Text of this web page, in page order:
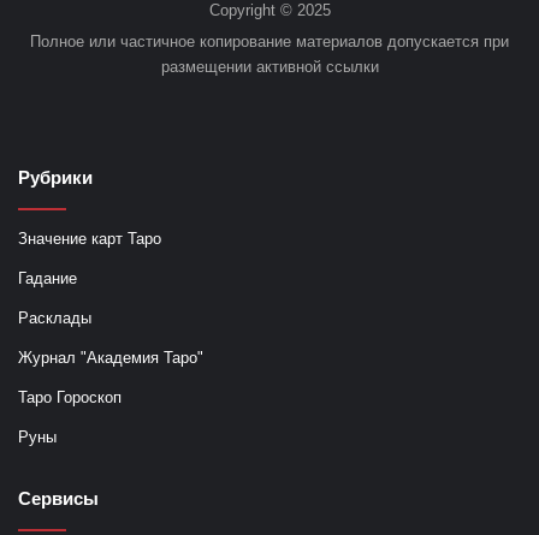
Copyright © 2025
Полное или частичное копирование материалов допускается при
размещении активной ссылки
Рубрики
Значение карт Таро
Гадание
Расклады
Журнал "Академия Таро"
Таро Гороскоп
Руны
Сервисы